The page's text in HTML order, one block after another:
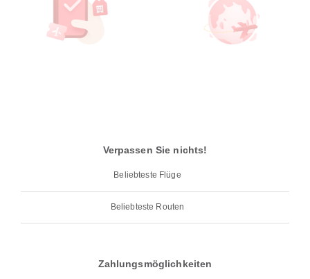
Verpassen Sie nichts!
Beliebteste Flüge
Beliebteste Routen
Zahlungsmöglichkeiten